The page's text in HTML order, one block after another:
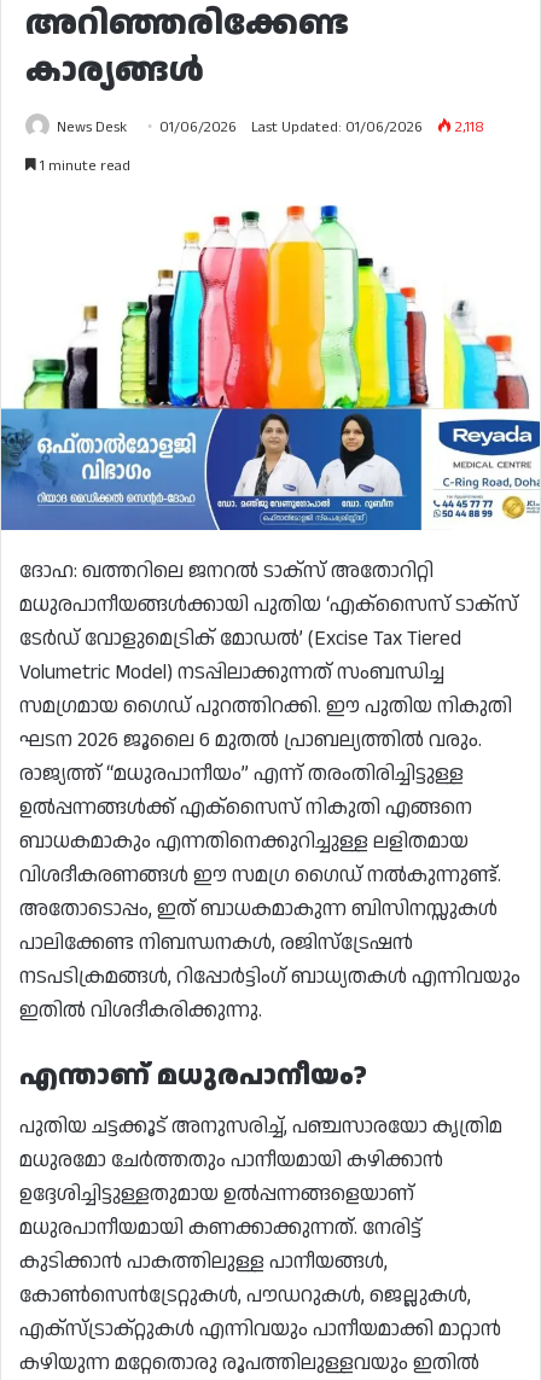
അറിഞ്ഞരിക്കേണ്ട
കാര്യങ്ങൾ
News Desk 01/06/2026 Last Updated: 01/06/2026
2,118
1 minute read
ദോഹ: ഖത്തറിലെ ജനറൽ ടാക്സ് അതോറിറ്റി
മധുരപാനീയങ്ങൾക്കായി പുതിയ ‘എക്സൈസ് ടാക്സ്
ടേർഡ് വോളുമെട്രിക് മോഡൽ’ (Excise Tax Tiered
Volumetric Model) നടപ്പിലാക്കുന്നത് സംബന്ധിച്ച
സമഗ്രമായ ഗൈഡ് പുറത്തിറക്കി. ഈ പുതിയ നികുതി
ഘടന 2026 ജൂലൈ 6 മുതൽ പ്രാബല്യത്തിൽ വരും.
രാജ്യത്ത് “മധുരപാനീയം” എന്ന് തരംതിരിച്ചിട്ടുള്ള
ഉൽപ്പന്നങ്ങൾക്ക് എക്സൈസ് നികുതി എങ്ങനെ
ബാധകമാകും എന്നതിനെക്കുറിച്ചുള്ള ലളിതമായ
വിശദീകരണങ്ങൾ ഈ സമഗ്ര ഗൈഡ് നൽകുന്നുണ്ട്.
അതോടൊപ്പം, ഇത് ബാധകമാകുന്ന ബിസിനസ്സുകൾ
പാലിക്കേണ്ട നിബന്ധനകൾ, രജിസ്ട്രേഷൻ
നടപടിക്രമങ്ങൾ, റിപ്പോർട്ടിംഗ് ബാധ്യതകൾ എന്നിവയും
ഇതിൽ വിശദീകരിക്കുന്നു.
എന്താണ് മധുരപാനീയം?
പുതിയ ചട്ടക്കൂട് അനുസരിച്ച്, പഞ്ചസാരയോ കൃത്രിമ
മധുരമോ ചേർത്തതും പാനീയമായി കഴിക്കാൻ
ഉദ്ദേശിച്ചിട്ടുള്ളതുമായ ഉൽപ്പന്നങ്ങളെയാണ്
മധുരപാനീയമായി കണക്കാക്കുന്നത്. നേരിട്ട്
കുടിക്കാൻ പാകത്തിലുള്ള പാനീയങ്ങൾ,
കോൺസെൻട്രേറ്റുകൾ, പൗഡറുകൾ, ജെല്ലുകൾ,
എക്സ്ട്രാക്റ്റുകൾ എന്നിവയും പാനീയമാക്കി മാറ്റാൻ
കഴിയുന്ന മറ്റേതൊരു രൂപത്തിലുള്ളവയും ഇതിൽ